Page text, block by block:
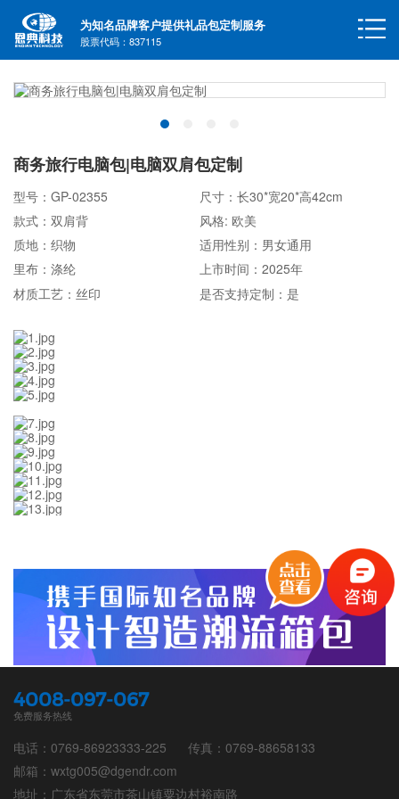
为知名品牌客户提供礼品包定制服务
股票代码：837115
商务旅行电脑包|电脑双肩包定制
型号：GP-02355
尺寸：长30*宽20*高42cm
款式：双肩背
风格: 欧美
质地：织物
适用性别：男女通用
里布：涤纶
上市时间：2025年
材质工艺：丝印
是否支持定制：是
电话：0769-86923333-225
传真：0769-88658133
邮箱：wxtg005@dgendr.com
地址：广东省东莞市茶山镇粟边村裕南路
4008-097-067
免费服务热线